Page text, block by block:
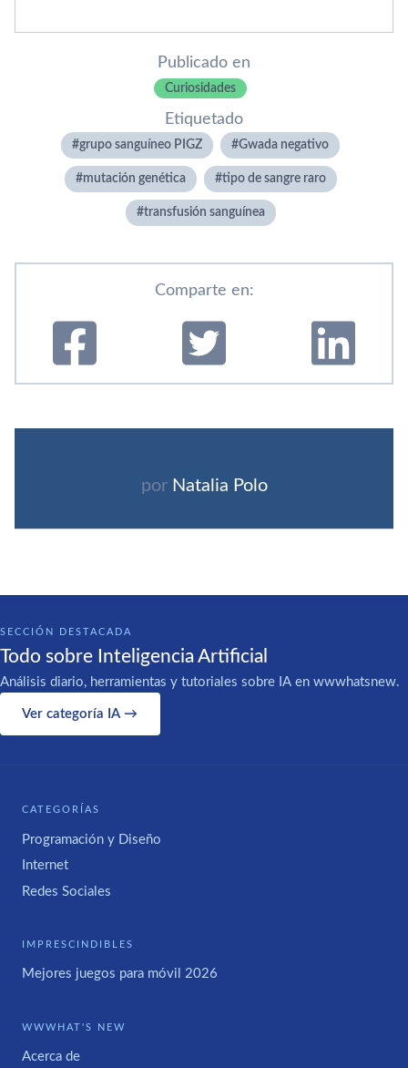
Publicado en
Curiosidades
Etiquetado
grupo sanguíneo PIGZ Gwada negativo
mutación genética tipo de sangre raro
transfusión sanguínea
Comparte en:
por Natalia Polo
SECCIÓN DESTACADA
Todo sobre Inteligencia Artificial
Análisis diario, herramientas y tutoriales sobre IA en wwwhatsnew.
Ver categoría IA →
CATEGORÍAS
Programación y Diseño
Internet
Redes Sociales
IMPRESCINDIBLES
Mejores juegos para móvil 2026
WWWHAT'S NEW
Acerca de